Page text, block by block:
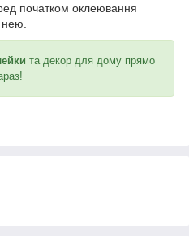
початком оклеювання
та декор для дому прямо